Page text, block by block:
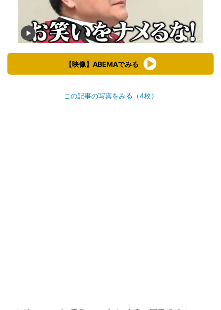
【映像】ABEMAでみる
この記事の写真をみる（4枚）